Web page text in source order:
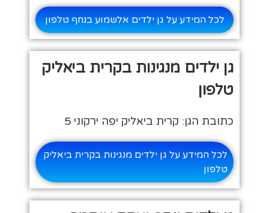
לכל המידע על גן ילדים אלשמוע בנחף טלפון
גן ילדים מנגינות בקרית ביאליק
טלפון
כתובת הגן: קרית ביאליק יפה ירקוני 5
לכל המידע על גן ילדים מנגינות בקרית ביאליק
טלפון